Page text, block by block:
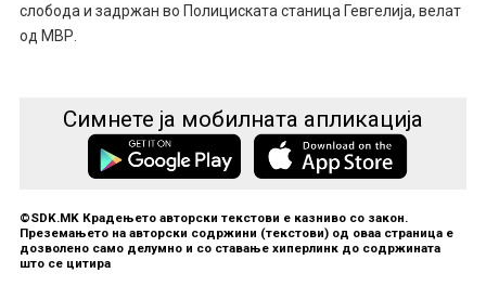
слобода и задржан во Полициската станица Гевгелија, велат
од МВР.
Симнете ја мобилната апликација
©SDK.MK Крадењето авторски текстови е казниво со закон.
Преземањето на авторски содржини (текстови) од оваа страница е
дозволено само делумно и со ставање хиперлинк до содржината
што се цитира